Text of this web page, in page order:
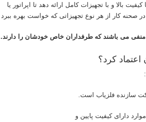
بالا و با تجهیزات کامل ارائه دهد تا اپراتور یا
کار از هر نوع تجهیزاتی که خواست بهره ببرد .
می باشند که طرفداران خاص خودشان را دارند.
اعتماد کرد؟
سازنده فلزیاب است.
دارای کیفیت پایین و